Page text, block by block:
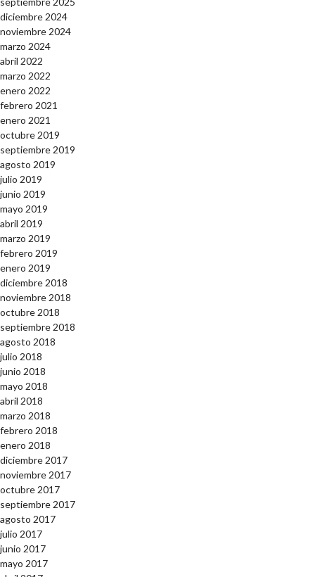
diciembre 2024
noviembre 2024
marzo 2024
abril 2022
marzo 2022
enero 2022
febrero 2021
enero 2021
octubre 2019
septiembre 2019
agosto 2019
julio 2019
junio 2019
mayo 2019
abril 2019
marzo 2019
febrero 2019
enero 2019
diciembre 2018
noviembre 2018
octubre 2018
septiembre 2018
agosto 2018
julio 2018
junio 2018
mayo 2018
abril 2018
marzo 2018
febrero 2018
enero 2018
diciembre 2017
noviembre 2017
octubre 2017
septiembre 2017
agosto 2017
julio 2017
junio 2017
mayo 2017